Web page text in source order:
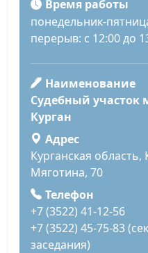
Время работы
понедельник-
перерыв: с 12:00 до
Наименование
Судебный участок
Курган
Адрес
Курганская
Мяготина, 70
Телефон
+7 (3522) 41-12-56
+7 (3522) 45-75-83
заседания)